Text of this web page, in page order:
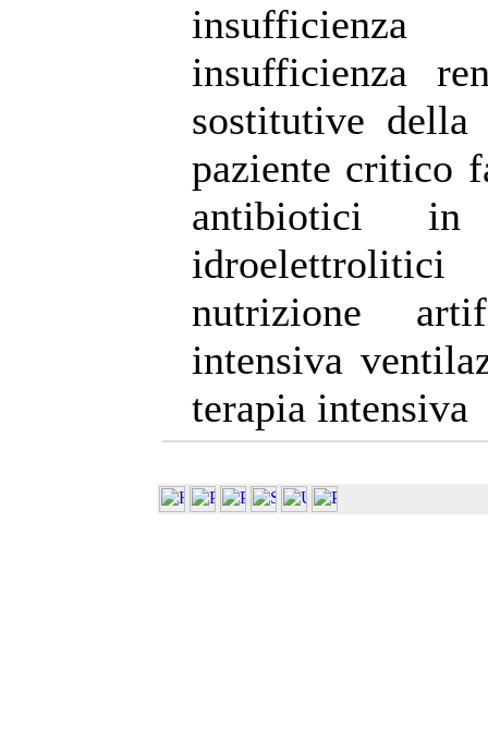
insufficienza
sostitutive
paziente critico
antibiotici
nutrizione
intensiva
terapia intensiva